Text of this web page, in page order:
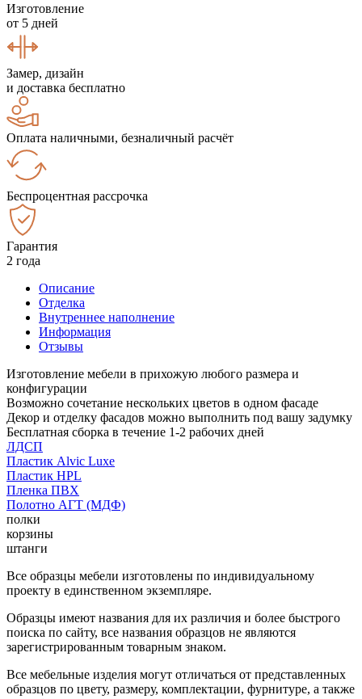
Изготовление
от 5 дней
Замер, дизайн
и доставка бесплатно
Оплата наличными, безналичный расчёт
Беспроцентная рассрочка
Гарантия
2 года
Описание
Отделка
Внутреннее наполнение
Информация
Отзывы
Изготовление мебели в прихожую любого размера и
конфигурации
Возможно сочетание нескольких цветов в одном фасаде
Декор и отделку фасадов можно выполнить под вашу задумку
Бесплатная сборка в течение 1-2 рабочих дней
ЛДСП
Пластик Alvic Luxe
Пластик HPL
Пленка ПВХ
Полотно АГТ (МДФ)
полки
корзины
штанги
Все образцы мебели изготовлены по индивидуальному
проекту в единственном экземпляре.
Образцы имеют названия для их различия и более быстрого
поиска по сайту, все названия образцов не являются
зарегистрированным товарным знаком.
Все мебельные изделия могут отличаться от представленных
образцов по цвету, размеру, комплектации, фурнитуре, а также